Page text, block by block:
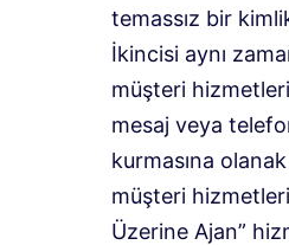
temassız bir
İkincisi aynı
müşteri
mesaj veya
kurmasına
müşteri
Üzerine Ajan”